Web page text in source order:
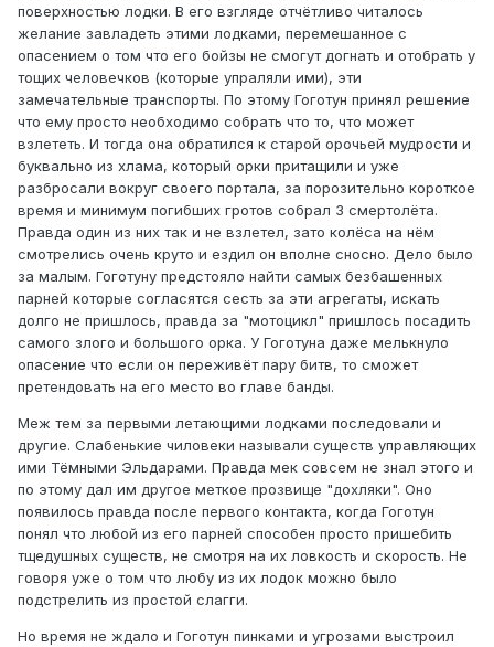
поверхностью лодки. В его взгляде отчётливо читалось
желание завладеть этими лодками, перемешанное с
опасением о том что его бойзы не смогут догнать и отобрать у
тощих человечков (которые упраляли ими), эти
замечательные транспорты. По этому Гоготун принял решение
что ему просто необходимо собрать что то, что может
взлететь. И тогда она обратился к старой орочьей мудрости и
буквально из хлама, который орки притащили и уже
разбросали вокруг своего портала, за порозительно короткое
время и минимум погибших гротов собрал 3 смертолёта.
Правда один из них так и не взлетел, зато колёса на нём
смотрелись очень круто и ездил он вполне сносно. Дело было
за малым. Гоготуну предстояло найти самых безбашенных
парней которые согласятся сесть за эти агрегаты, искать
долго не пришлось, правда за "мотоцикл" пришлось посадить
самого злого и большого орка. У Гоготуна даже мелькнуло
опасение что если он переживёт пару битв, то сможет
претендовать на его место во главе банды.
Меж тем за первыми летающими лодками последовали и
другие. Слабенькие чиловеки называли существ управляющих
ими Тёмными Эльдарами. Правда мек совсем не знал этого и
по этому дал им другое меткое прозвище "дохляки". Оно
появилось правда после первого контакта, когда Гоготун
понял что любой из его парней способен просто пришебить
тщедушных существ, не смотря на их ловкость и скорость. Не
говоря уже о том что любу из их лодок можно было
подстрелить из простой слагги.
Но время не ждало и Гоготун пинками и угрозами выстроил